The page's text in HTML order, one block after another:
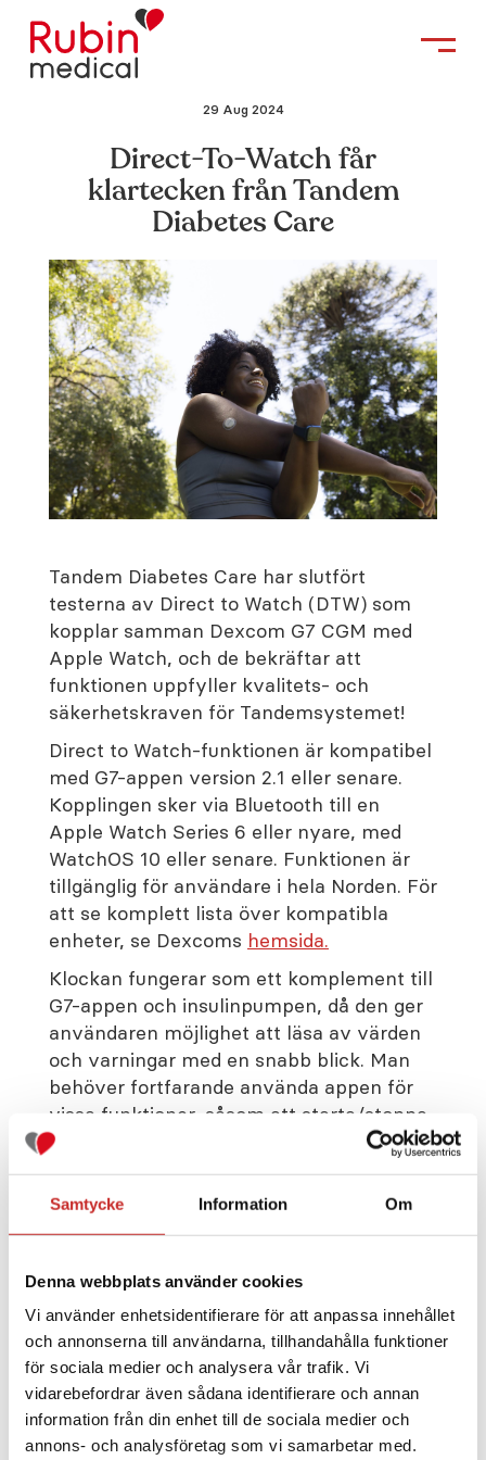
Samtycke Information Om
Denna webbplats använder cookies
Vi använder enhetsidentifierare för att anpassa innehållet
och annonserna till användarna, tillhandahålla funktioner
för sociala medier och analysera vår trafik. Vi
vidarebefordrar även sådana identifierare och annan
information från din enhet till de sociala medier och
annons- och analysföretag som vi samarbetar med.
29 Aug 2024
Direct-To-Watch får
klartecken från Tandem
Diabetes Care
Tandem Diabetes Care har slutfört
testerna av Direct to Watch (DTW) som
kopplar samman Dexcom G7 CGM med
Apple Watch, och de bekräftar att
funktionen uppfyller kvalitets- och
säkerhetskraven för Tandemsystemet!
Direct to Watch-funktionen är kompatibel
med G7-appen version 2.1 eller senare.
Kopplingen sker via Bluetooth till en
Apple Watch Series 6 eller nyare, med
WatchOS 10 eller senare. Funktionen är
tillgänglig för användare i hela Norden. För
att se komplett lista över kompatibla
enheter, se Dexcoms hemsida.
Klockan fungerar som ett komplement till
G7-appen och insulinpumpen, då den ger
användaren möjlighet att läsa av värden
och varningar med en snabb blick. Man
behöver fortfarande använda appen för
vissa funktioner, såsom att starta/stoppa
sensorsessioner eller dela data med
följare, men överlag innebär
uppdateringen en frihet för användaren
att man kontinuerligt får viktig
information om värden och larm.